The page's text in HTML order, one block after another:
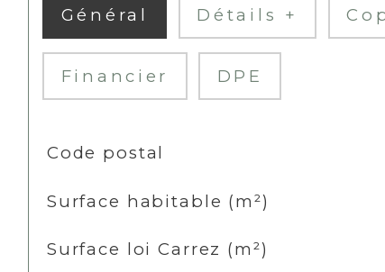
Général Détails +
Financier DPE
TRAD_SIROCCO_Caracteristique
Code postal
Surface habitable (m²)
Surface loi Carrez (m²)